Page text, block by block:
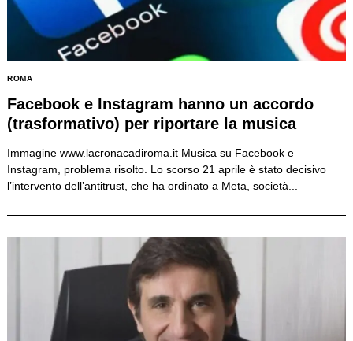
ROMA
Facebook e Instagram hanno un accordo
(trasformativo) per riportare la musica
Immagine www.lacronacadiroma.it Musica su Facebook e
Instagram, problema risolto. Lo scorso 21 aprile è stato decisivo
l’intervento dell’antitrust, che ha ordinato a Meta, società...